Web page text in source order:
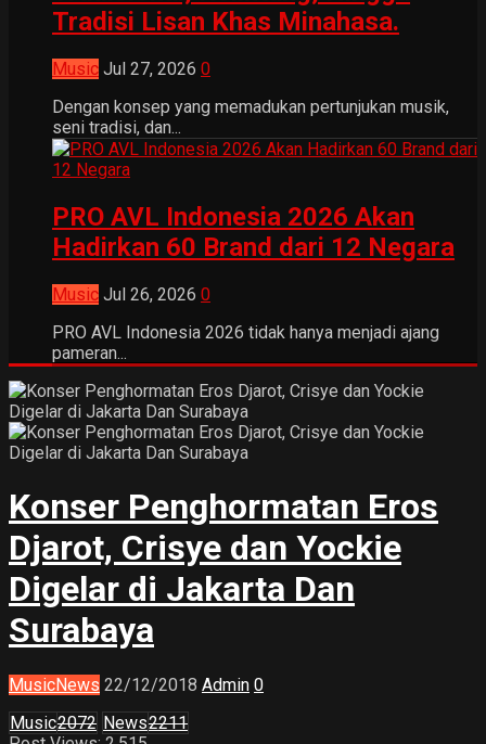
Tradisi Lisan Khas Minahasa.
Music Jul 27, 2026 0
Dengan konsep yang memadukan pertunjukan musik,
seni tradisi, dan...
PRO AVL Indonesia 2026 Akan
Hadirkan 60 Brand dari 12 Negara
Music Jul 26, 2026 0
PRO AVL Indonesia 2026 tidak hanya menjadi ajang
pameran...
Konser Penghormatan Eros
Djarot, Crisye dan Yockie
Digelar di Jakarta Dan
Surabaya
MusicNews 22/12/2018 Admin 0
Music2072 News2211